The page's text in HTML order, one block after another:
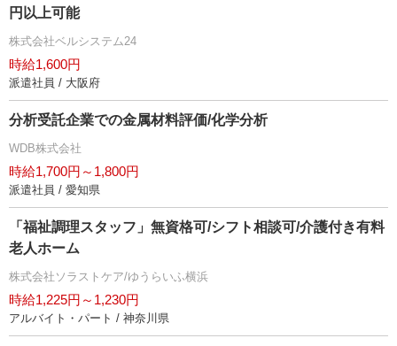
円以上可能
株式会社ベルシステム24
時給1,600円
派遣社員 / 大阪府
分析受託企業での金属材料評価/化学分析
WDB株式会社
時給1,700円～1,800円
派遣社員 / 愛知県
「福祉調理スタッフ」無資格可/シフト相談可/介護付き有料
老人ホーム
株式会社ソラストケア/ゆうらいふ横浜
時給1,225円～1,230円
アルバイト・パート / 神奈川県